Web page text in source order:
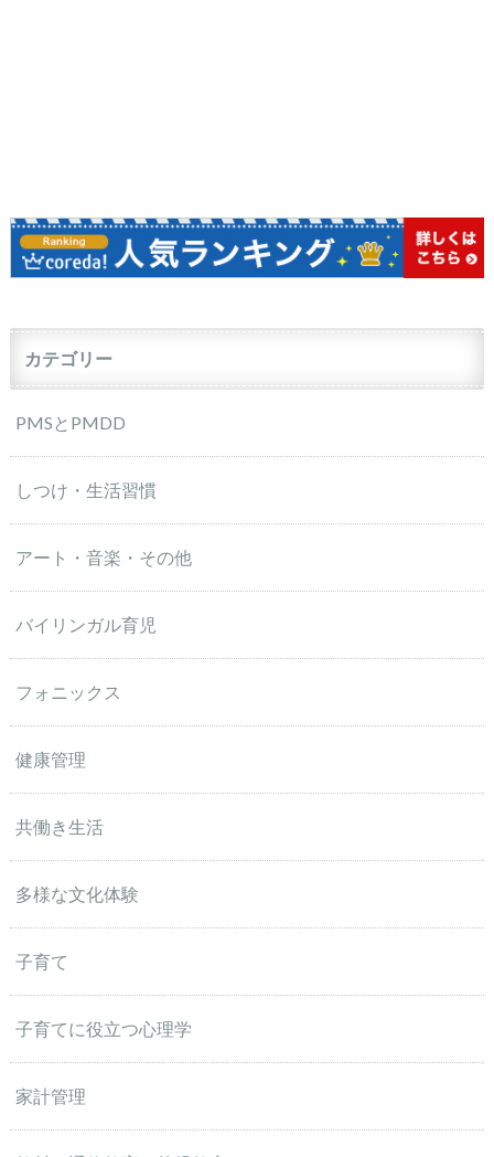
カテゴリー
PMSとPMDD
しつけ・生活習慣
アート・音楽・その他
バイリンガル育児
フォニックス
健康管理
共働き生活
多様な文化体験
子育て
子育てに役立つ心理学
家計管理